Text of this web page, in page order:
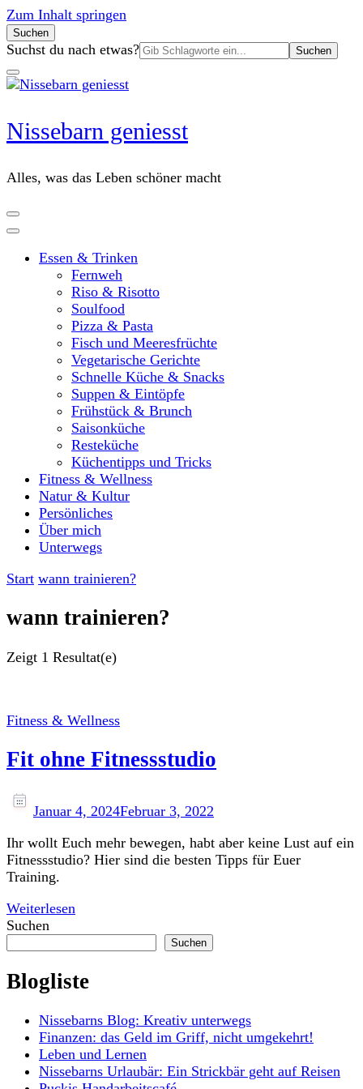
Zum Inhalt springen
Suchen
Suchen
nach:
Suchst du nach etwas?
Nissebarn geniesst
Alles, was das Leben schöner macht
Essen & Trinken
Fernweh
Riso & Risotto
Soulfood
Pizza & Pasta
Fisch und Meeresfrüchte
Vegetarische Gerichte
Schnelle Küche & Snacks
Suppen & Eintöpfe
Frühstück & Brunch
Saisonküche
Resteküche
Küchentipps und Tricks
Fitness & Wellness
Natur & Kultur
Persönliches
Über mich
Unterwegs
Start wann trainieren?
wann trainieren?
Zeigt 1 Resultat(e)
Fitness & Wellness
Fit ohne Fitnessstudio
Januar 4, 2024Februar 3, 2022
Ihr wollt Euch mehr bewegen, habt aber keine Lust auf ein
Fitnessstudio? Hier sind die besten Tipps für Euer
Training.
Weiterlesen
Suchen
Suchen
Blogliste
Nissebarns Blog: Kreativ unterwegs
Finanzen: das Geld im Griff, nicht umgekehrt!
Leben und Lernen
Nissebarns Urlaubär: Ein Strickbär geht auf Reisen